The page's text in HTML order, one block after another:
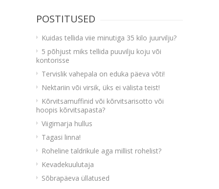
POSTITUSED
Kuidas tellida viie minutiga 35 kilo juurvilju?
5 põhjust miks tellida puuvilju koju või
kontorisse
Tervislik vahepala on eduka päeva võti!
Nektariin või virsik, üks ei välista teist!
Kõrvitsamuffinid või kõrvitsarisotto või
hoopis kõrvitsapasta?
Viigimarja hullus
Tagasi linna!
Roheline taldrikule aga millist rohelist?
Kevadekuulutaja
Sõbrapäeva üllatused